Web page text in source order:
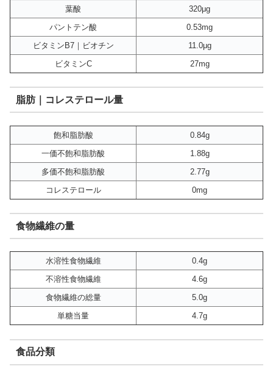
葉酸
320μg
パントテン酸
0.53mg
ビタミンB7｜ビオチン
11.0μg
ビタミンC
27mg
脂肪｜コレステロール量
飽和脂肪酸
0.84g
一価不飽和脂肪酸
1.88g
多価不飽和脂肪酸
2.77g
コレステロール
0mg
食物繊維の量
水溶性食物繊維
0.4g
不溶性食物繊維
4.6g
食物繊維の総量
5.0g
単糖当量
4.7g
食品分類